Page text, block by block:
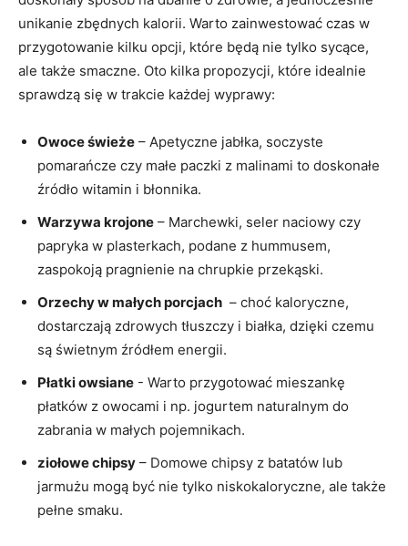
unikanie zbędnych kalorii. Warto zainwestować czas w
przygotowanie ⁤kilku opcji, które będą ‌nie tylko sycące,
ale także smaczne. Oto ​kilka propozycji, które idealnie
sprawdzą⁢ się w trakcie ‍każdej wyprawy:
Owoce‍ świeże – Apetyczne jabłka, ‍soczyste
pomarańcze czy małe paczki z malinami to doskonałe
źródło witamin ⁣i⁣ błonnika.
Warzywa krojone – Marchewki, seler naciowy czy
papryka w plasterkach, podane z hummusem,
zaspokoją pragnienie na chrupkie przekąski.
Orzechy w małych porcjach ‍ – ⁤choć kaloryczne,
dostarczają zdrowych tłuszczy i ‍białka, dzięki czemu
są ⁣świetnym źródłem⁣ energii.
Płatki owsiane -‌ Warto przygotować mieszankę
płatków z owocami i np. jogurtem naturalnym do
zabrania w małych pojemnikach.
ziołowe chipsy – Domowe chipsy z ⁢batatów lub
jarmużu ‍mogą być nie tylko niskokaloryczne, ale także
pełne smaku.